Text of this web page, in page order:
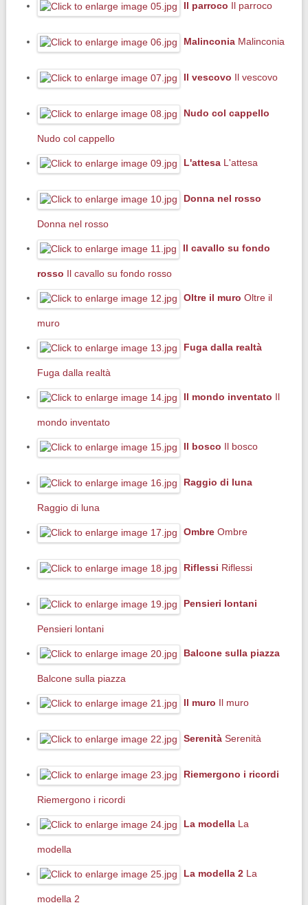
Il parroco Il parroco
Malinconia Malinconia
Il vescovo Il vescovo
Nudo col cappello
Nudo col cappello
L'attesa L'attesa
Donna nel rosso
Donna nel rosso
Il cavallo su fondo
rosso Il cavallo su fondo rosso
Oltre il muro Oltre il
muro
Fuga dalla realtà
Fuga dalla realtà
Il mondo inventato
mondo inventato
Il bosco Il bosco
Raggio di luna
Raggio di luna
Ombre Ombre
Riflessi Riflessi
Pensieri lontani
Pensieri lontani
Balcone sulla piazza
Balcone sulla piazza
Il muro Il muro
Serenità Serenità
Riemergono i ricordi
Riemergono i ricordi
La modella La
modella
La modella 2 La
modella 2